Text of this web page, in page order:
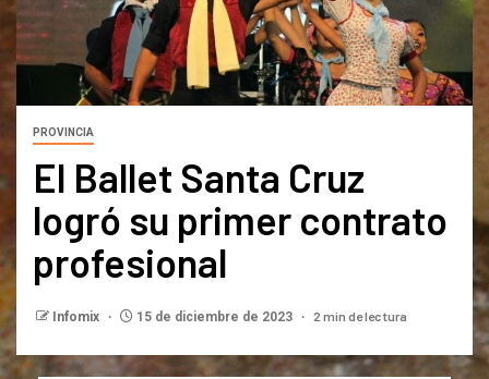
PROVINCIA
El Ballet Santa Cruz
logró su primer contrato
profesional
Infomix 15 de diciembre de 2023 2 min de lectura